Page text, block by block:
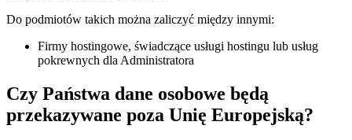
Do podmiotów takich można zaliczyć między innymi:
Firmy hostingowe, świadczące usługi hostingu lub usług
pokrewnych dla Administratora
Czy Państwa dane osobowe będą
przekazywane poza Unię Europejską?